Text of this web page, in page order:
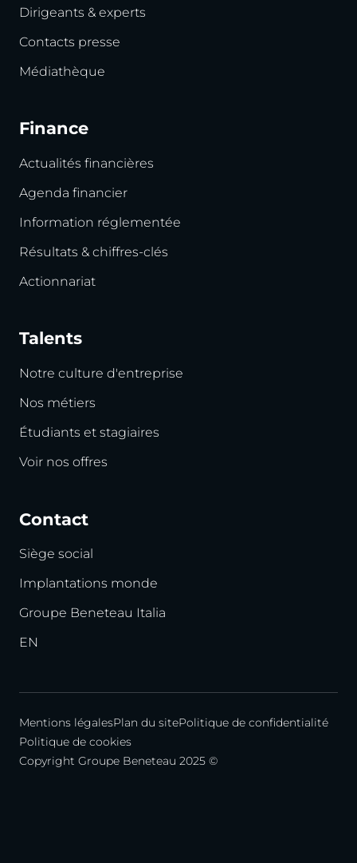
Dirigeants & experts
Contacts presse
Médiathèque
Finance
Actualités financières
Agenda financier
Information réglementée
Résultats & chiffres-clés
Actionnariat
Talents
Notre culture d'entreprise
Nos métiers
Étudiants et stagiaires
Voir nos offres
Contact
Siège social
Implantations monde
Groupe Beneteau Italia
EN
Mentions légalesPlan du sitePolitique de confidentialité
Politique de cookies
Copyright Groupe Beneteau 2025 ©